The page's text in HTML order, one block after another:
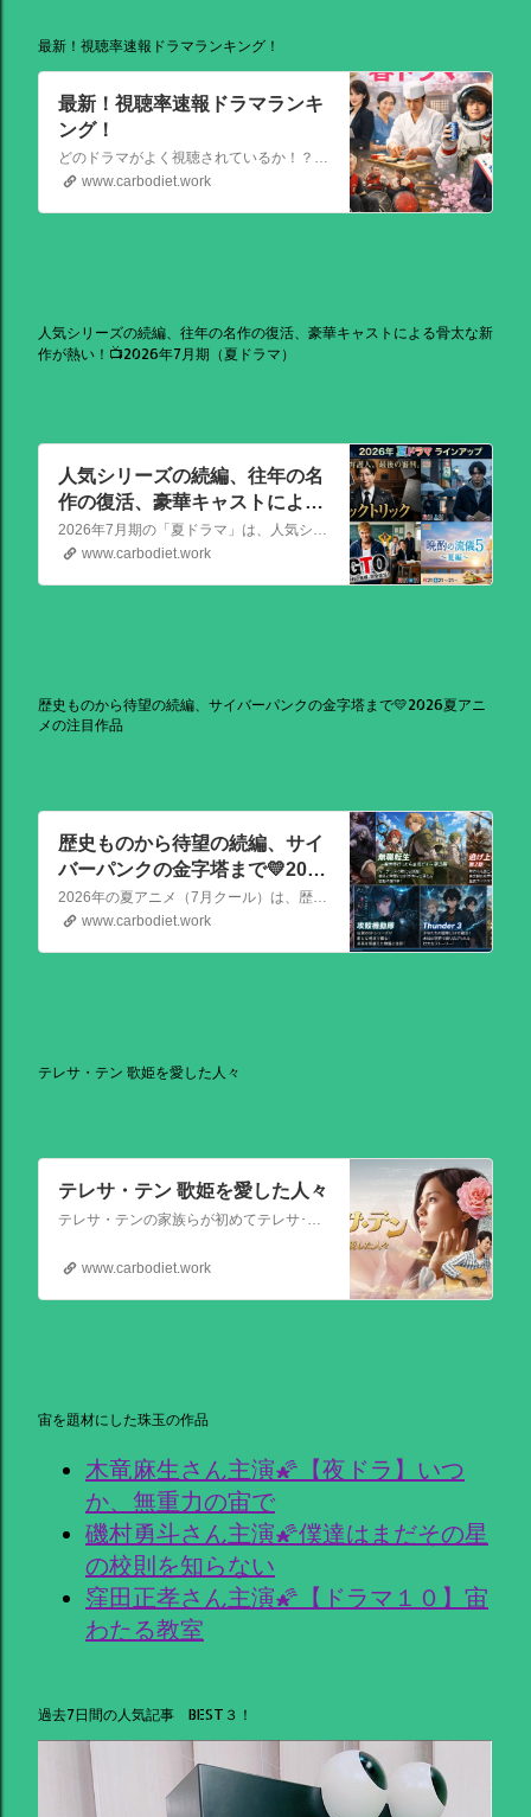
最新！視聴率速報ドラマランキング！
最新！視聴率速報ドラマランキ
ング！
どのドラマがよく視聴されているか！？視聴率速報ドラマランキングを大公開！相棒強し！日曜劇場強し！
www.carbodiet.work
人気シリーズの続編、往年の名作の復活、豪華キャストによる骨太な新
作が熱い！📺2026年7月期（夏ドラマ）
人気シリーズの続編、往年の名
作の復活、豪華キャストによる
骨太な新作が熱い！📺2026年7
月期（夏ドラマ）
2026年7月期の「夏ドラマ」は、人気シリーズの続編から、往年の名作の復活、豪華キャストによる骨太な新作まで、かなり熱いラインアップが出そろっています！
www.carbodiet.work
歴史ものから待望の続編、サイバーパンクの金字塔まで💛2026夏アニ
メの注目作品
歴史ものから待望の続編、サイ
バーパンクの金字塔まで💛2026
夏アニメの注目作品
2026年の夏アニメ（7月クール）は、歴史ものから待望の続編、サイバーパンクの金字塔まで、かなり見ごたえのある強力なラインナップが揃っています！ その中でも特に注目を集めている話題作を、いくつか厳選してご紹介します。
www.carbodiet.work
テレサ・テン 歌姫を愛した人々
テレサ・テン 歌姫を愛した人々
テレサ・テンの家族らが初めてテレサ･テンの伝記的物語の撮影を許可した作品。テレサ・テンの伝説的な人生を誕生から描く。彼女がいかにして歌の道に踏み出し、いかにして一代の女王となったか、そしてその過程でいかにして苦悩と困難を乗り越えたか、その物語が披露される。
www.carbodiet.work
宙を題材にした珠玉の作品
木竜麻生さん主演🌠【夜ドラ】いつ
か、無重力の宙で
磯村勇斗さん主演🌠僕達はまだその星
の校則を知らない
窪田正孝さん主演🌠【ドラマ１０】宙
わたる教室
過去7日間の人気記事 BEST３！